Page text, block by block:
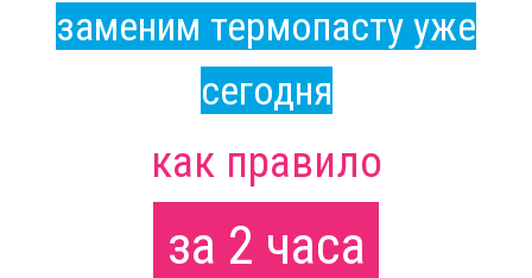
заменим термопасту уже
сегодня
как правило
за 2 часа